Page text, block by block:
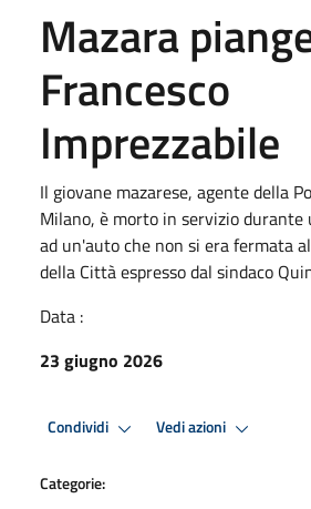
Mazara
Francesco
Imprezzabile
Il giovane mazarese, agente della
Milano, è morto in servizio
ad un'auto che non si era fermata
della Città espresso dal sindaco
Data :
23 giugno 2026
Condividi Vedi azioni
Categorie: